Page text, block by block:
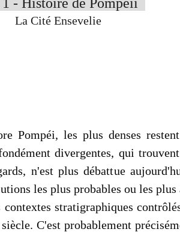
La Cité Ensevelie
Pompéi, les plus denses
divergentes, qui
n'est plus débattue
les plus probables ou les
stratigraphiques
C'est probablement